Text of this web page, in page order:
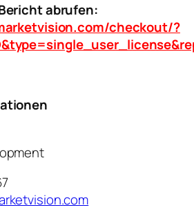
abrufen:
checkout/?